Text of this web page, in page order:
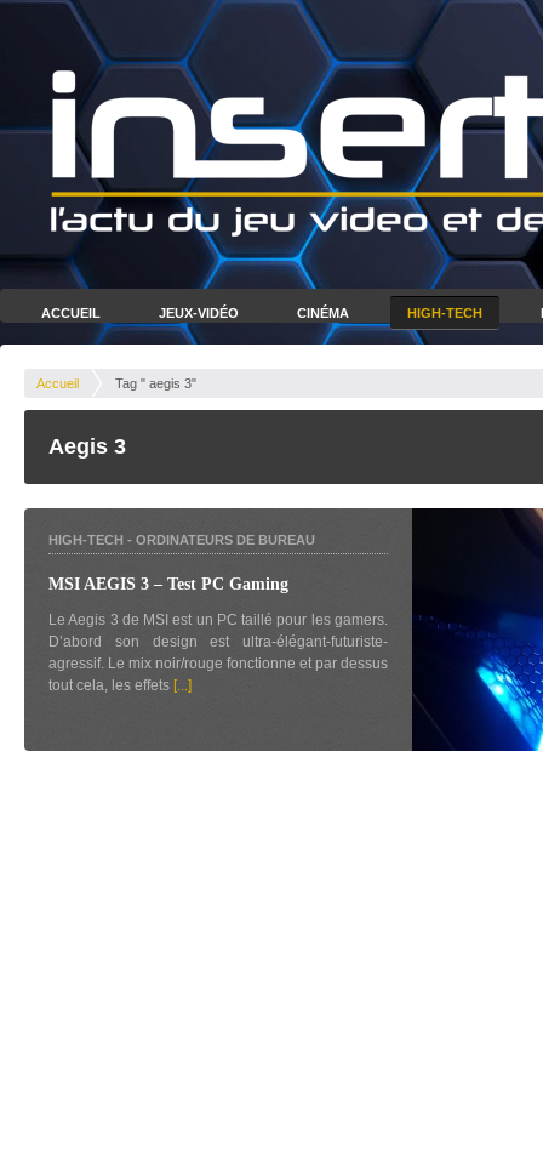
ACCUEIL JEUX-VIDÉO CINÉMA HIGH-TECH
Accueil Tag " aegis 3"
Aegis 3
HIGH-TECH - ORDINATEURS DE BUREAU
MSI AEGIS 3 – Test PC Gaming
Le Aegis 3 de MSI est un PC taillé pour les gamers.
D’abord son design est ultra-élégant-futuriste-
agressif. Le mix noir/rouge fonctionne et par dessus
tout cela, les effets [...]